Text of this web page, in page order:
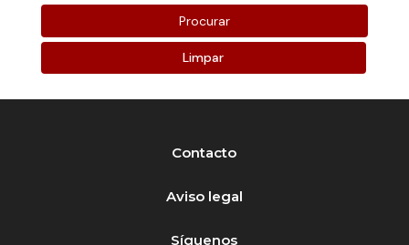
Limpar
Contacto
Aviso legal
Síguenos